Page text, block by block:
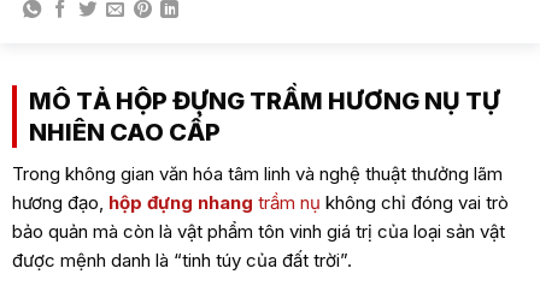
MÔ TẢ HỘP ĐỰNG TRẦM HƯƠNG NỤ TỰ
NHIÊN CAO CẤP
Trong không gian văn hóa tâm linh và nghệ thuật thưởng lãm
hương đạo, hộp đựng nhang trầm nụ không chỉ đóng vai trò
bảo quản mà còn là vật phẩm tôn vinh giá trị của loại sản vật
được mệnh danh là “tinh túy của đất trời”.